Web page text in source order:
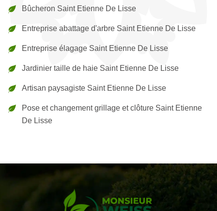
Bûcheron Saint Etienne De Lisse
Entreprise abattage d'arbre Saint Etienne De Lisse
Entreprise élagage Saint Etienne De Lisse
Jardinier taille de haie Saint Etienne De Lisse
Artisan paysagiste Saint Etienne De Lisse
Pose et changement grillage et clôture Saint Etienne
De Lisse